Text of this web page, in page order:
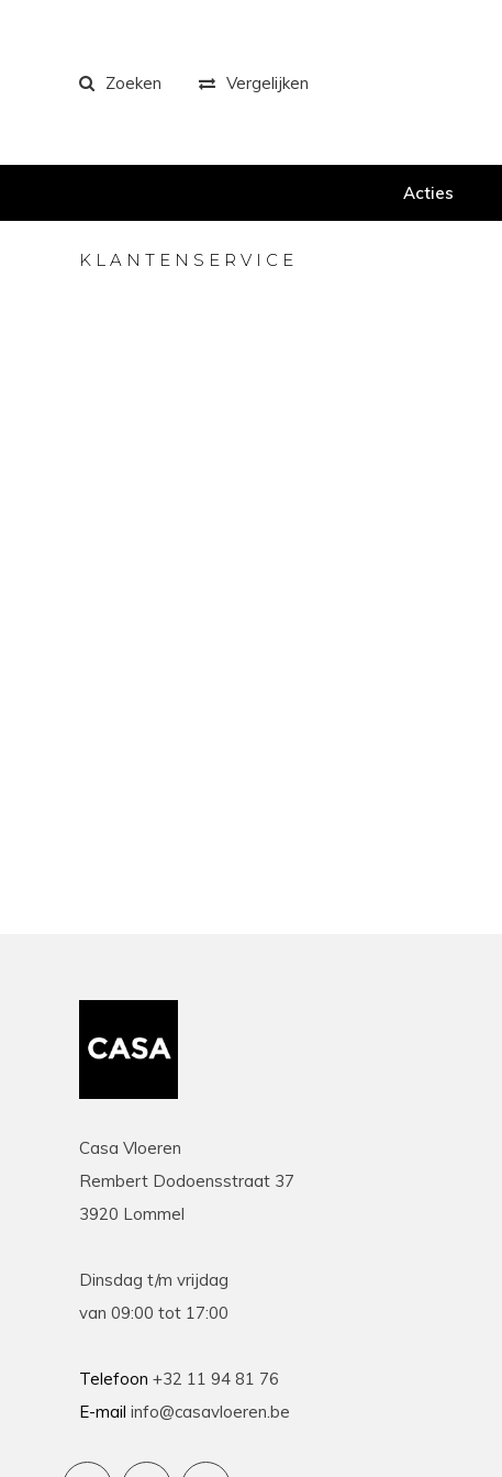
Zoeken Vergelijken
Acties
KLANTENSERVICE
Casa Vloeren
Rembert Dodoensstraat 37
3920 Lommel
Dinsdag t/m vrijdag
van 09:00 tot 17:00
Telefoon +32 11 94 81 76
E-mail info@casavloeren.be